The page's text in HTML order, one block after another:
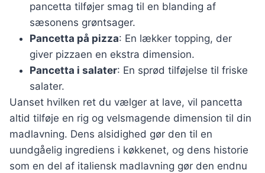
pancetta tilføjer smag til en blanding af
sæsonens grøntsager.
Pancetta på pizza: En lækker topping, der
giver pizzaen en ekstra dimension.
Pancetta i salater: En sprød tilføjelse til friske
salater.
Uanset hvilken ret du vælger at lave, vil pancetta
altid tilføje en rig og velsmagende dimension til din
madlavning. Dens alsidighed gør den til en
uundgåelig ingrediens i køkkenet, og dens historie
som en del af italiensk madlavning gør den endnu